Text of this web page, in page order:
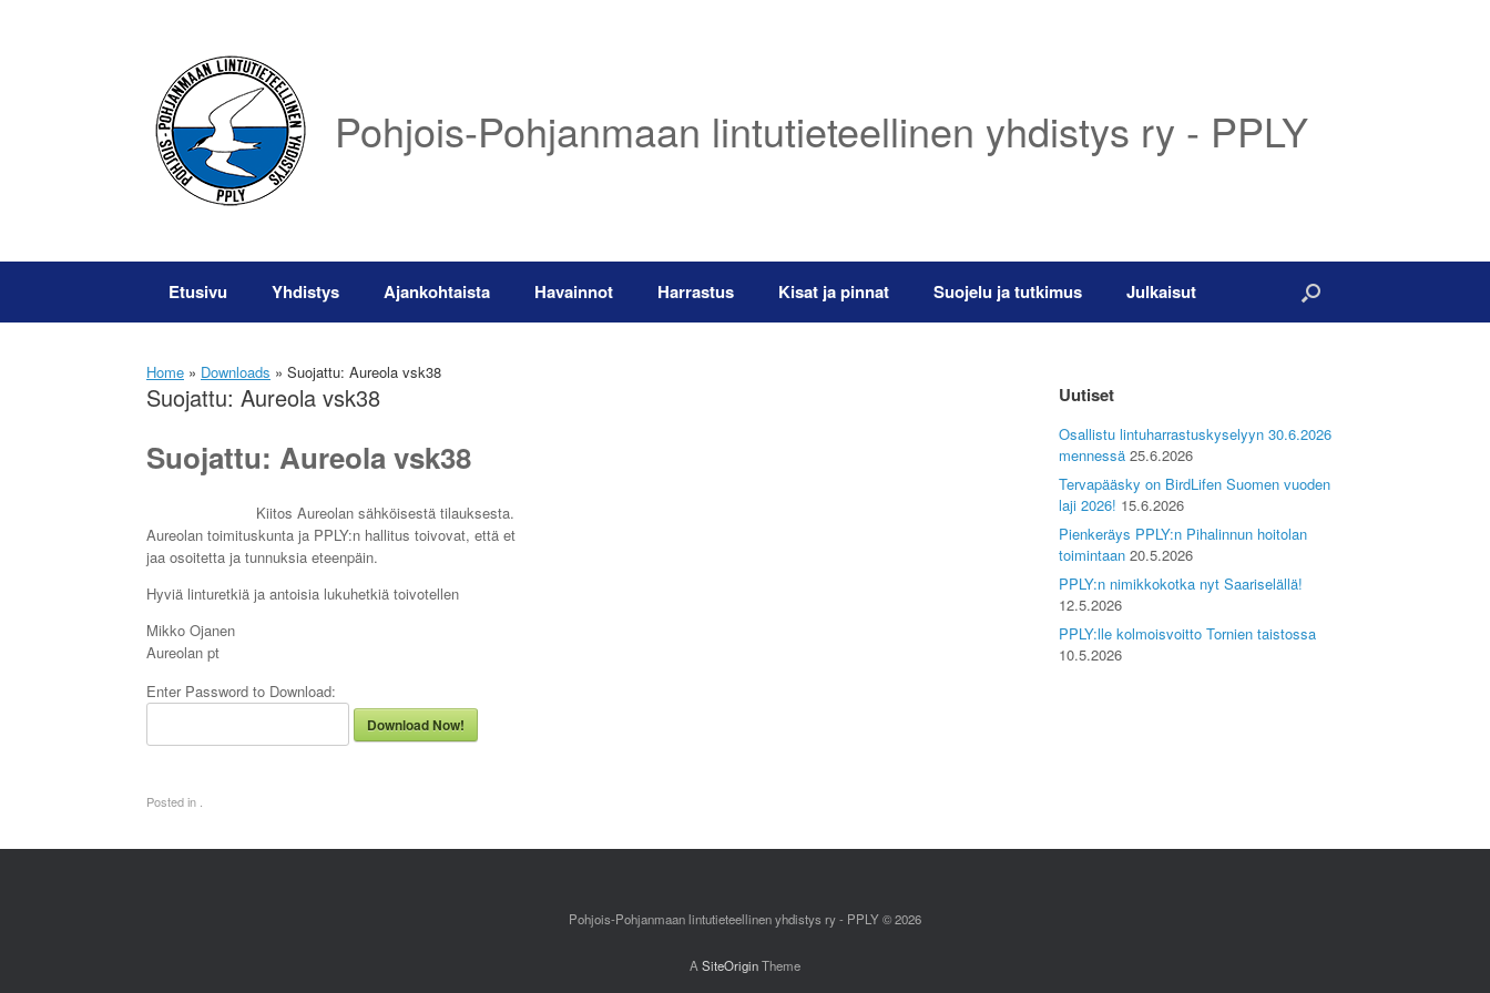
Pohjois-Pohjanmaan lintutieteellinen yhdistys ry - PPLY
Etusivu Yhdistys Ajankohtaista Havainnot Harrastus Kisat ja pinnat Suojelu ja tutkimus Julkaisut
Home » Downloads » Suojattu: Aureola vsk38
Suojattu: Aureola vsk38
Suojattu: Aureola vsk38
Kiitos Aureolan sähköisestä tilauksesta.
Aureolan toimituskunta ja PPLY:n hallitus toivovat, että et
jaa osoitetta ja tunnuksia eteenpäin.
Hyviä linturetkiä ja antoisia lukuhetkiä toivotellen
Mikko Ojanen
Aureolan pt
Enter Password to Download:
Download Now!
Posted in .
Uutiset
Osallistu lintuharrastuskyselyyn 30.6.2026
mennessä 25.6.2026
Tervapääsky on BirdLifen Suomen vuoden
laji 2026! 15.6.2026
Pienkeräys PPLY:n Pihalinnun hoitolan
toimintaan 20.5.2026
PPLY:n nimikkokotka nyt Saariselällä!
12.5.2026
PPLY:lle kolmoisvoitto Tornien taistossa
10.5.2026
Pohjois-Pohjanmaan lintutieteellinen yhdistys ry - PPLY © 2026
A SiteOriginTheme